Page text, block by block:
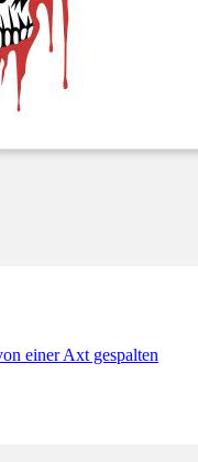
einer Axt gespalten